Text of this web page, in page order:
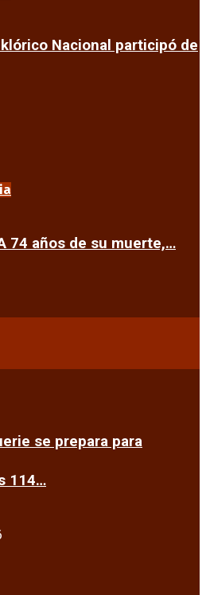
Nacional participó de
74 años de su muerte,…
se prepara para
114…